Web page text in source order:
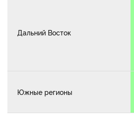
Дальний Восток
Южные регионы